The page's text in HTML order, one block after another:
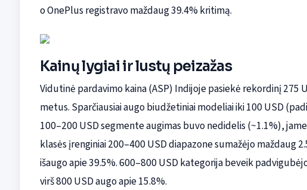
o OnePlus registravo maždaug 39.4% kritimą.
Kainų lygiai ir lustų peizažas
Vidutinė pardavimo kaina (ASP) Indijoje pasiekė rekordinį 275
metus. Sparčiausiai augo biudžetiniai modeliai iki 100 USD
100–200 USD segmente augimas buvo nedidelis (~1.1%),
klasės įrenginiai 200–400 USD diapazone sumažėjo maždaug
išaugo apie 39.5%. 600–800 USD kategorija beveik
virš 800 USD augo apie 15.8%.